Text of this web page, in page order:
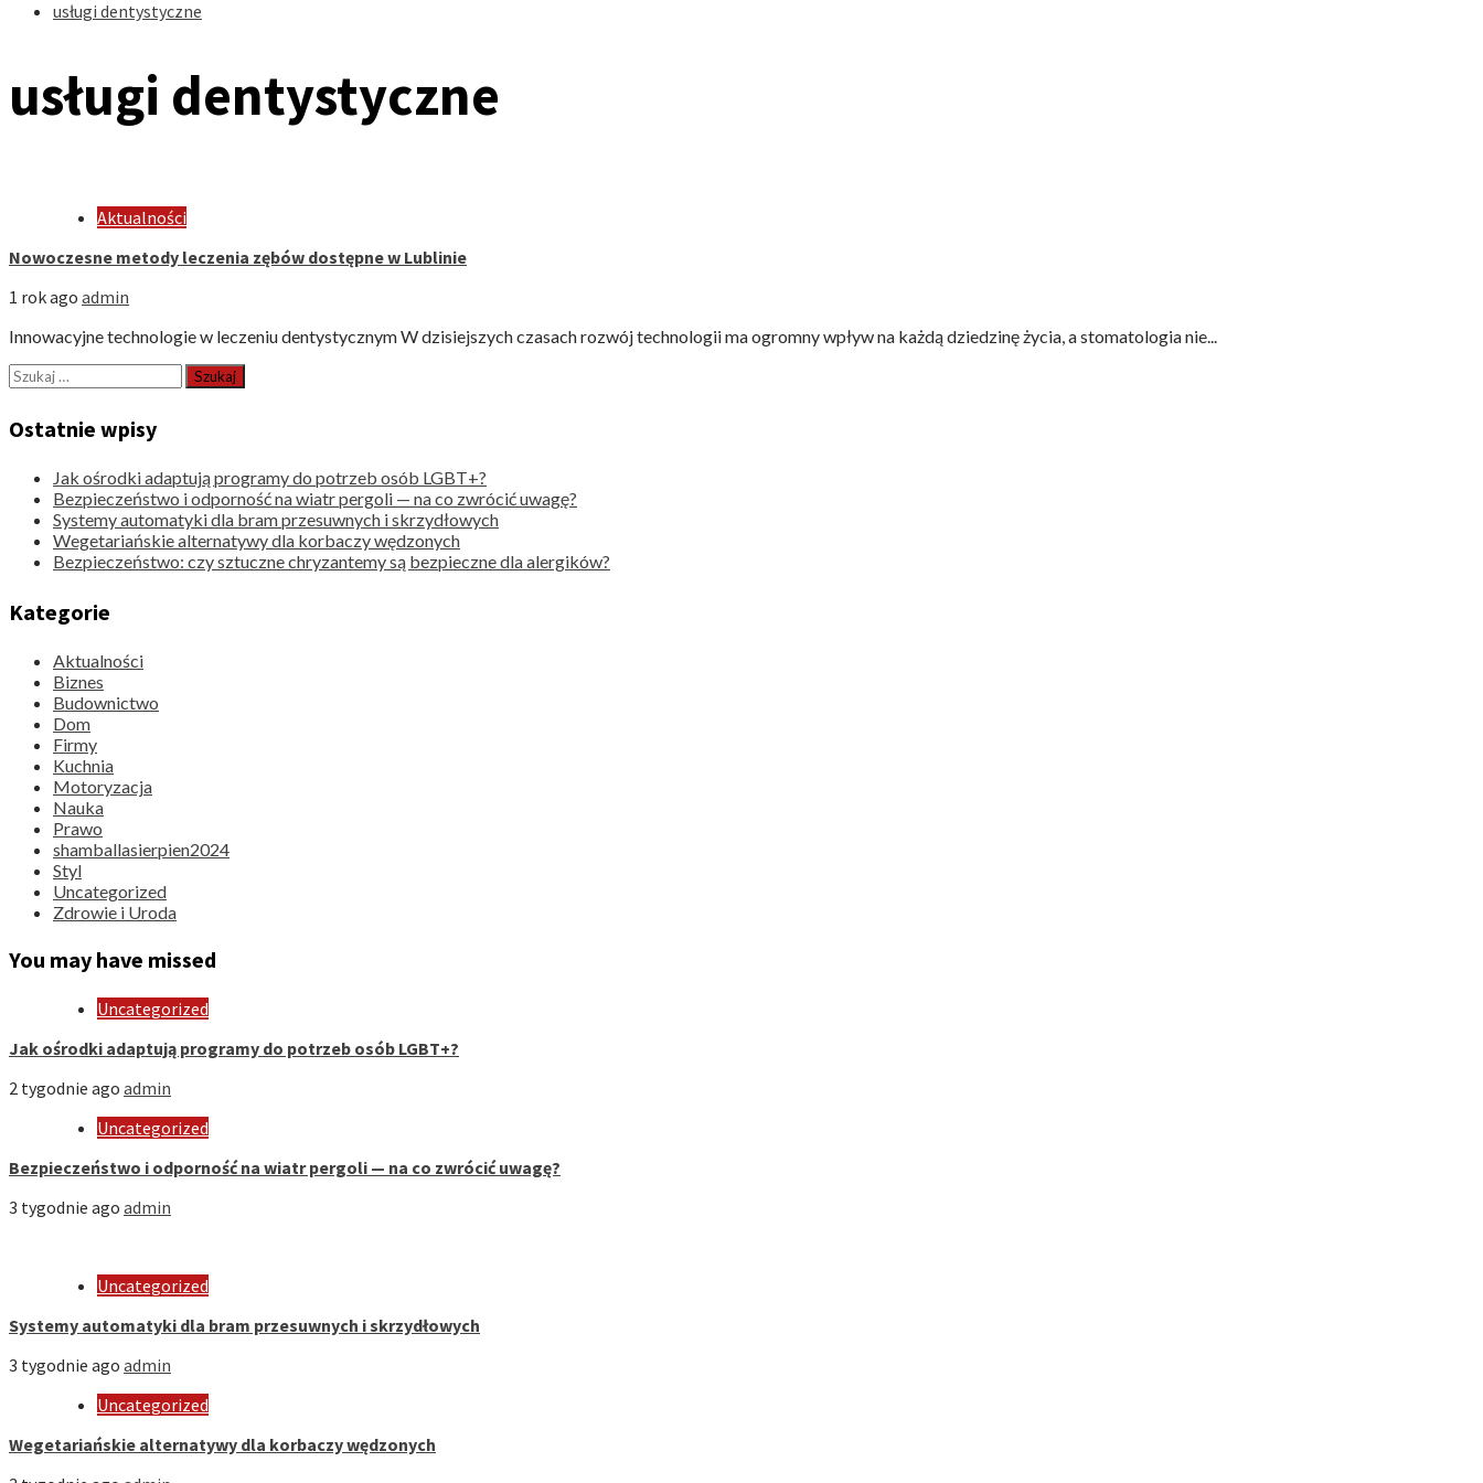
usługi dentystyczne
usługi dentystyczne
Aktualności
Nowoczesne metody leczenia zębów dostępne w Lublinie
1 rok ago admin
Innowacyjne technologie w leczeniu dentystycznym W dzisiejszych czasach rozwój technologii ma ogromny wpływ na każdą dziedzinę życia, a stomatologia nie...
Szukaj:
Ostatnie wpisy
Jak ośrodki adaptują programy do potrzeb osób LGBT+?
Bezpieczeństwo i odporność na wiatr pergoli — na co zwrócić uwagę?
Systemy automatyki dla bram przesuwnych i skrzydłowych
Wegetariańskie alternatywy dla korbaczy wędzonych
Bezpieczeństwo: czy sztuczne chryzantemy są bezpieczne dla alergików?
Kategorie
Aktualności
Biznes
Budownictwo
Dom
Firmy
Kuchnia
Motoryzacja
Nauka
Prawo
shamballasierpien2024
Styl
Uncategorized
Zdrowie i Uroda
You may have missed
Uncategorized
Jak ośrodki adaptują programy do potrzeb osób LGBT+?
2 tygodnie ago admin
Uncategorized
Bezpieczeństwo i odporność na wiatr pergoli — na co zwrócić uwagę?
3 tygodnie ago admin
Uncategorized
Systemy automatyki dla bram przesuwnych i skrzydłowych
3 tygodnie ago admin
Uncategorized
Wegetariańskie alternatywy dla korbaczy wędzonych